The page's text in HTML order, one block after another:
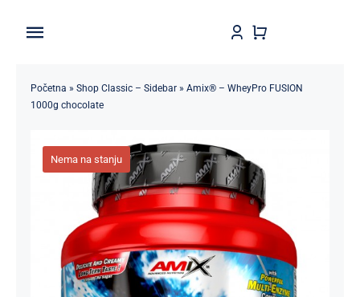
Toggle
Home
Brendovi
Štedljivko POPUSTI 5-50%
Početna » Shop Classic – Sidebar» Amix® – WheyPro FUSION
1000g chocolate
Nema na stanju